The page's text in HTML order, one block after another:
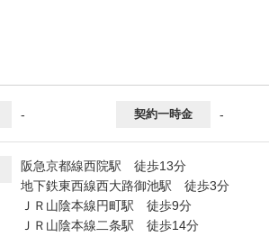
- 契約一時金 -
阪急京都線西院駅 徒歩13分
地下鉄東西線西大路御池駅 徒歩3分
ＪＲ山陰本線円町駅 徒歩9分
ＪＲ山陰本線二条駅 徒歩14分